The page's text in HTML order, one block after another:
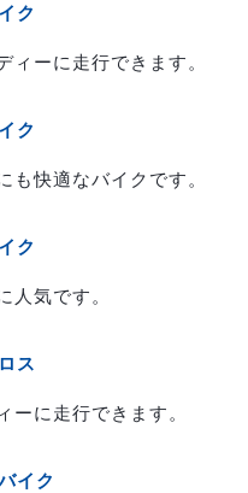
ク
ーに走行できます。
ク
快適なバイクです。
ク
人気です。
ス
に走行できます。
イク